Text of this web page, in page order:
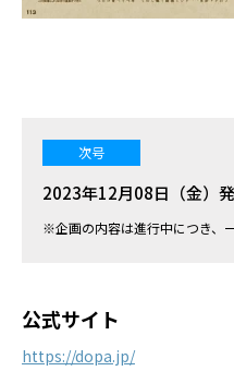
次号
2023年12月08日（金）
※企画の内容は進行中につき、
公式サイト
https://dopa.jp/